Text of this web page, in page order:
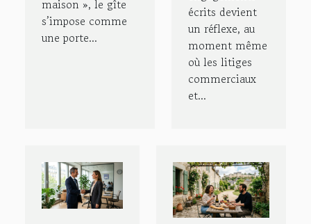
maison », le gîte
s’impose comme
une porte...
écrits devient
un réflexe, au
moment même
où les litiges
commerciaux
et...